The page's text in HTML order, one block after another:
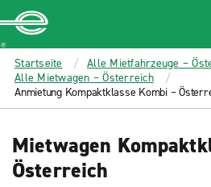
MAIN
CONTENT
Enterprise
Startseite
Alle Mietfahrzeuge –
Alle Mietwagen – Österreich
Anmietung Kompaktklasse Kombi –
Mietwagen
Österreich